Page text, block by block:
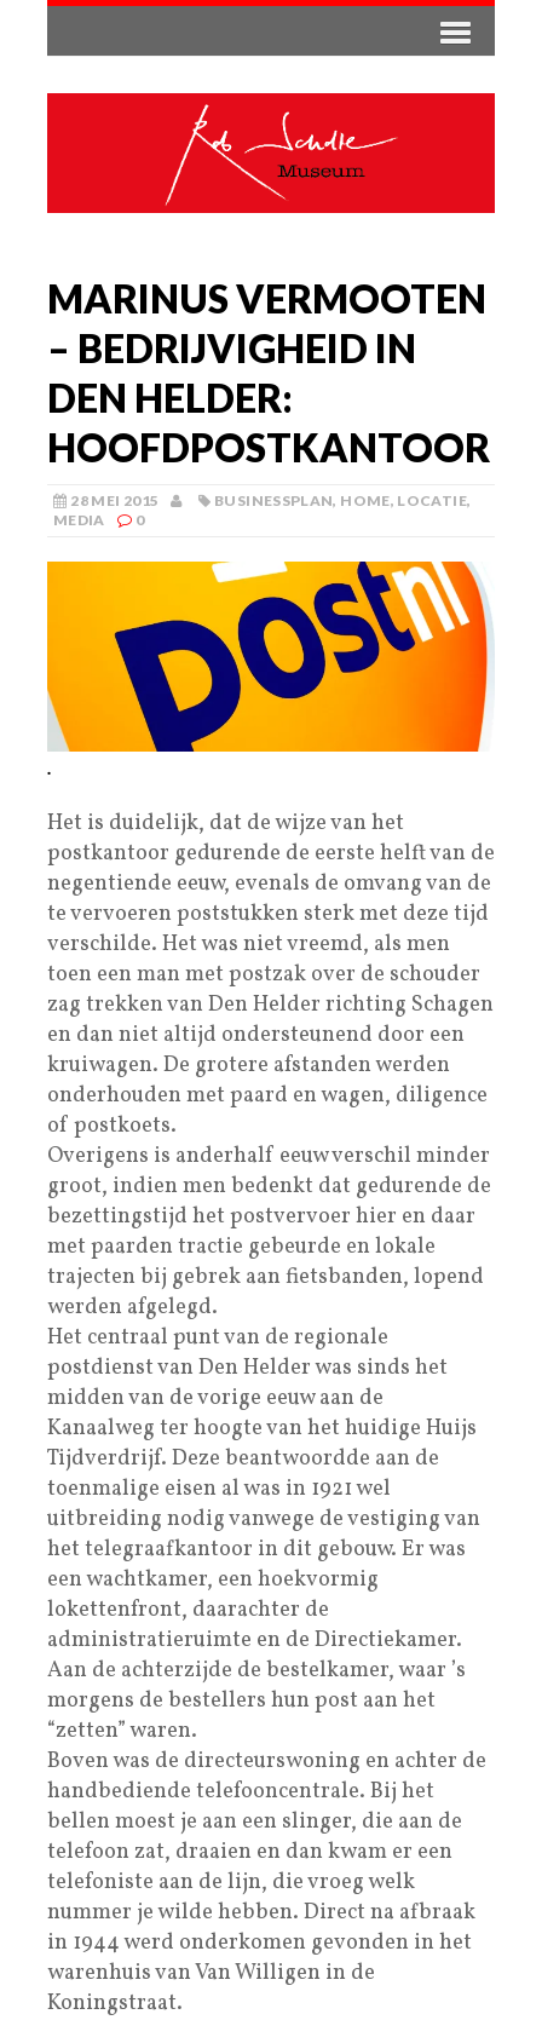
MARINUS VERMOOTEN
– BEDRIJVIGHEID IN
DEN HELDER:
HOOFDPOSTKANTOOR
28 MEI 2015 BUSINESSPLAN, HOME, LOCATIE,
MEDIA
0
.
Het is duidelijk, dat de wijze van het
postkantoor gedurende de eerste helft van de
negentiende eeuw, evenals de omvang van de
te vervoeren poststukken sterk met deze tijd
verschilde. Het was niet vreemd, als men
toen een man met postzak over de schouder
zag trekken van Den Helder richting Schagen
en dan niet altijd ondersteunend door een
kruiwagen. De grotere afstanden werden
onderhouden met paard en wagen, diligence
of postkoets.
Overigens is anderhalf eeuw verschil minder
groot, indien men bedenkt dat gedurende de
bezettingstijd het postvervoer hier en daar
met paarden tractie gebeurde en lokale
trajecten bij gebrek aan fietsbanden, lopend
werden afgelegd.
Het centraal punt van de regionale
postdienst van Den Helder was sinds het
midden van de vorige eeuw aan de
Kanaalweg ter hoogte van het huidige Huijs
Tijdverdrijf. Deze beantwoordde aan de
toenmalige eisen al was in 1921 wel
uitbreiding nodig vanwege de vestiging van
het telegraafkantoor in dit gebouw. Er was
een wachtkamer, een hoekvormig
lokettenfront, daarachter de
administratieruimte en de Directiekamer.
Aan de achterzijde de bestelkamer, waar ’s
morgens de bestellers hun post aan het
“zetten” waren.
Boven was de directeurswoning en achter de
handbediende telefooncentrale. Bij het
bellen moest je aan een slinger, die aan de
telefoon zat, draaien en dan kwam er een
telefoniste aan de lijn, die vroeg welk
nummer je wilde hebben. Direct na afbraak
in 1944 werd onderkomen gevonden in het
warenhuis van Van Willigen in de
Koningstraat.